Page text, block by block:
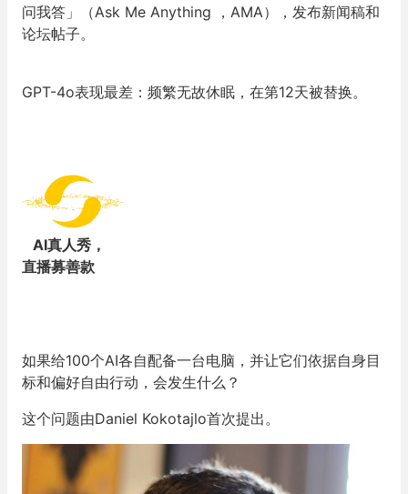
问我答」（Ask Me Anything ，AMA），发布新闻稿和
论坛帖子。
GPT-4o表现最差：频繁无故休眠，在第12天被替换。
AI真人秀，
直播募善款
如果给100个AI各自配备一台电脑，并让它们依据自身目
标和偏好自由行动，会发生什么？
这个问题由Daniel Kokotajlo首次提出。